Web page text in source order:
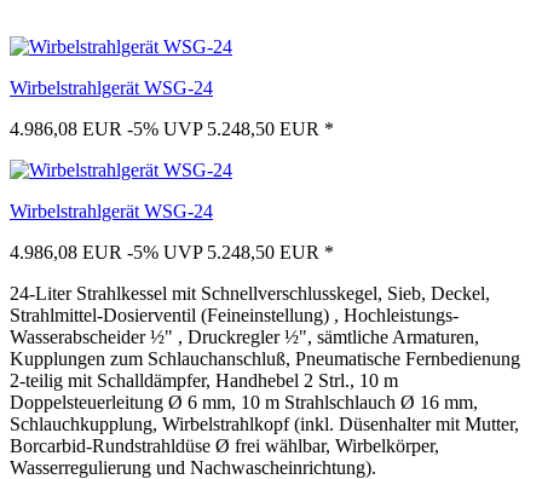
Wirbelstrahlgerät WSG-24
4.986,08 EUR -5% UVP 5.248,50 EUR *
Wirbelstrahlgerät WSG-24
4.986,08 EUR -5% UVP 5.248,50 EUR *
24-Liter Strahlkessel mit Schnellverschlusskegel, Sieb, Deckel,
Strahlmittel-Dosierventil (Feineinstellung) , Hochleistungs-
Wasserabscheider ½" , Druckregler ½", sämtliche Armaturen,
Kupplungen zum Schlauchanschluß, Pneumatische Fernbedienung
2-teilig mit Schalldämpfer, Handhebel 2 Strl., 10 m
Doppelsteuerleitung Ø 6 mm, 10 m Strahlschlauch Ø 16 mm,
Schlauchkupplung, Wirbelstrahlkopf (inkl. Düsenhalter mit Mutter,
Borcarbid-Rundstrahldüse Ø frei wählbar, Wirbelkörper,
Wasserregulierung und Nachwascheinrichtung).